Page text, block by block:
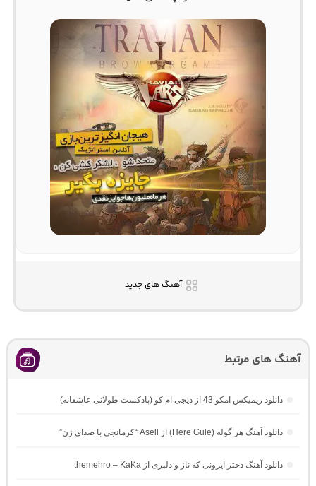
آهنگ های جدید
آهنگ های مرتبط
دانلود ریمیکس امکو 43 از دیجی ام کو (پادکست طولانی عاشقانه)
دانلود آهنگ هر گوله (Here Gule) از Asell “کرمانجی با صدای زن”
دانلود آهنگ دختر ایرونی که ناز و دلبری از themehro – KaKa